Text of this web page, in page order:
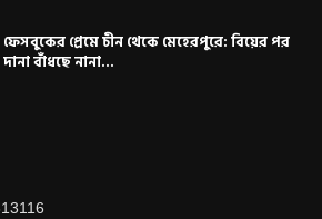
ফেসবুকের প্রেমে চীন থেকে মেহেরপুরে: বিয়ের পর
দানা বাঁধছে নানা...